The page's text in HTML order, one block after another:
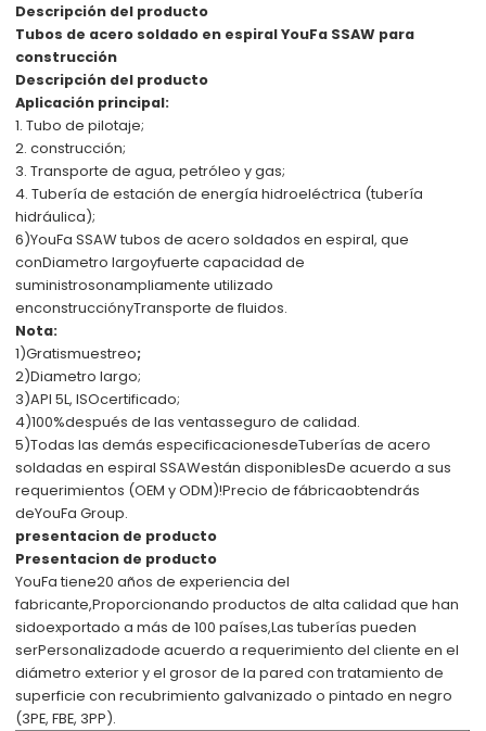
Descripción del producto
Tubos de acero soldado en espiral YouFa SSAW para
construcción
Descripción del producto
Aplicación principal:
1. Tubo de pilotaje;
2. construcción;
3. Transporte de agua, petróleo y gas;
4. Tubería de estación de energía hidroeléctrica (tubería
hidráulica);
6)YouFa SSAW tubos de acero soldados en espiral, que
conDiametro largoyfuerte capacidad de
suministrosonampliamente utilizado
enconstrucciónyTransporte de fluidos.
Nota:
1)Gratismuestreo;
2)Diametro largo;
3)API 5L, ISOcertificado;
4)100%después de las ventasseguro de calidad.
5)Todas las demás especificacionesdeTuberías de acero
soldadas en espiral SSAWestán disponiblesDe acuerdo a sus
requerimientos (OEM y ODM)!Precio de fábricaobtendrás
deYouFa Group.
presentacion de producto
Presentacion de producto
YouFa tiene20 años de experiencia del
fabricante,Proporcionando productos de alta calidad que han
sidoexportado a más de 100 países,Las tuberías pueden
serPersonalizadode acuerdo a requerimiento del cliente en el
diámetro exterior y el grosor de la pared con tratamiento de
superficie con recubrimiento galvanizado o pintado en negro
(3PE, FBE, 3PP).